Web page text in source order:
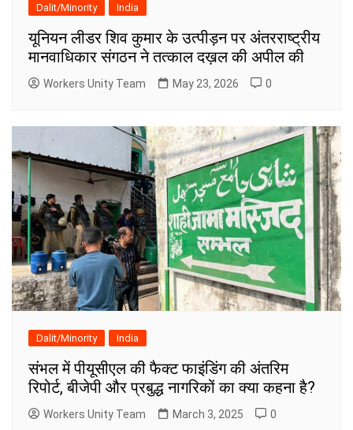
Dalit/Minority India
यूनियन लीडर शिव कुमार के उत्पीड़न पर अंतरराष्ट्रीय
मानवाधिकार संगठन ने तत्काल दख़ल की अपील की
Workers Unity Team May 23, 2026 0
Dalit/Minority India
संभल में पीयूसीएल की फैक्ट फाइंडिंग की अंतरिम
रिपोर्ट, बीजेपी और प्रबुद्ध नागरिकों का क्या कहना है?
Workers Unity Team March 3, 2025 0